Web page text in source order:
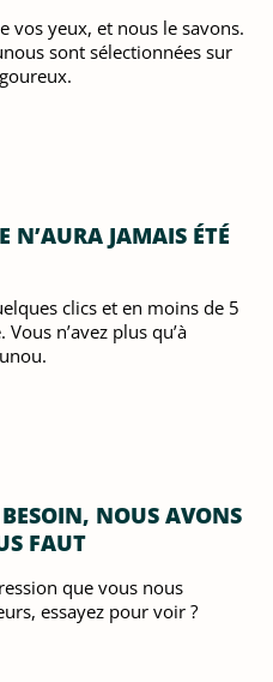
vos yeux, et nous le savons.
sont sélectionnées sur
N’AURA JAMAIS ÉTÉ
clics et en moins de 5
n’avez plus qu’à
NOUS AVONS
FAUT
que vous nous
essayez pour voir ?